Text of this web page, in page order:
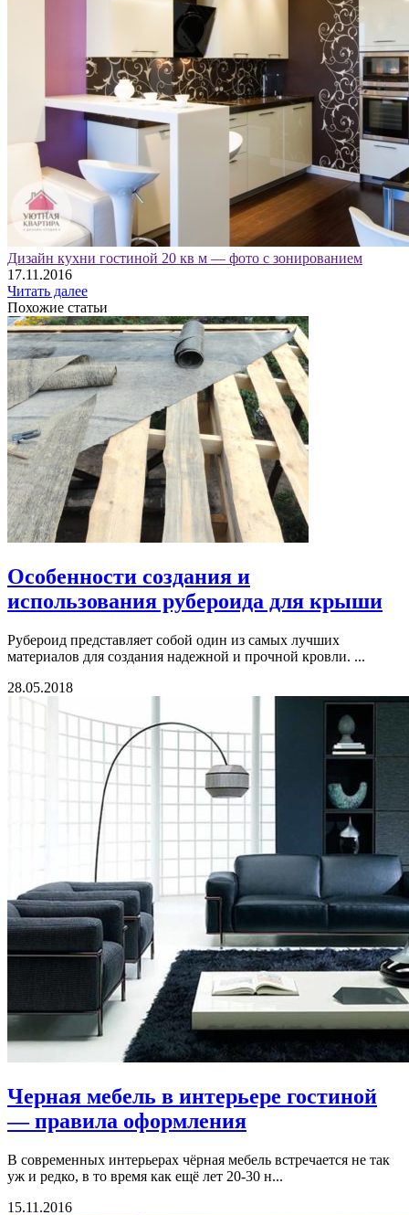
Дизайн кухни гостиной 20 кв м — фото с зонированием
17.11.2016
Читать далее
Похожие статьи
Особенности создания и
использования рубероида для крыши
Рубероид представляет собой один из самых лучших
материалов для создания надежной и прочной кровли. ...
28.05.2018
Черная мебель в интерьере гостиной
— правила оформления
В современных интерьерах чёрная мебель встречается не так
уж и редко, в то время как ещё лет 20-30 н...
15.11.2016